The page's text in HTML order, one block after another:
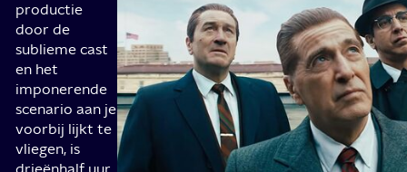
productie
door de
sublieme cast
en het
imponerende
scenario aan je
voorbij lijkt te
vliegen, is
Frank
Sheeran
(De
Niro).
Als
eenzame
pensionado
geliefde
oudste
dochter
Peggy.
En
de
nauwe
verstrengelingen